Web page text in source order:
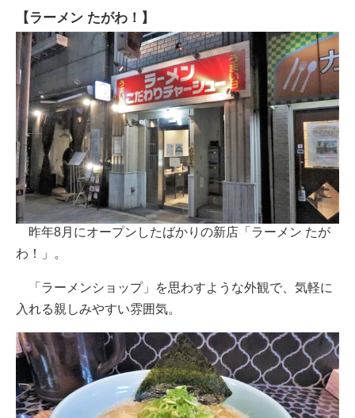
【ラーメン たがわ！】
昨年8月にオープンしたばかりの新店「ラーメン たが
わ！」。
「ラーメンショップ」を思わすような外観で、気軽に
入れる親しみやすい雰囲気。